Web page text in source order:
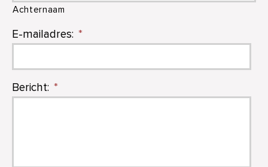
Achternaam
E-mailadres: *
Bericht: *